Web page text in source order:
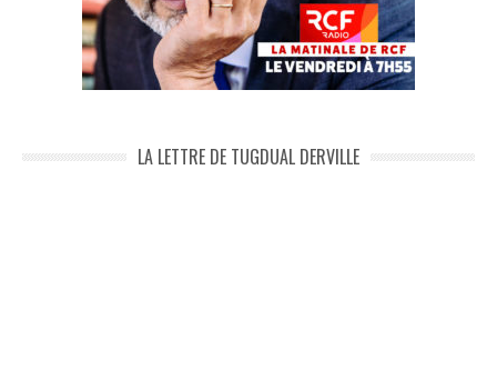
LA LETTRE DE TUGDUAL DERVILLE